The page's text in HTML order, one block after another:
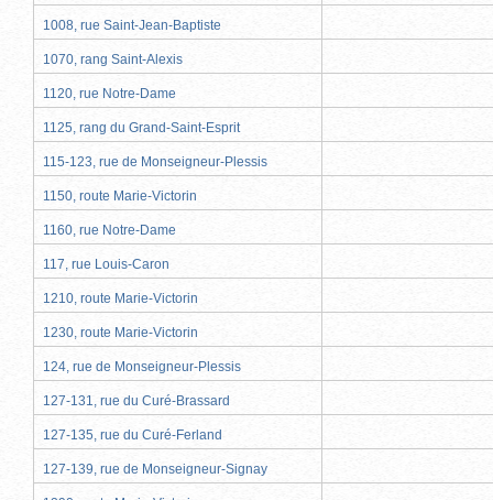
1008, rue Saint-Jean-Baptiste
1070, rang Saint-Alexis
1120, rue Notre-Dame
1125, rang du Grand-Saint-Esprit
115-123, rue de Monseigneur-Plessis
1150, route Marie-Victorin
1160, rue Notre-Dame
117, rue Louis-Caron
1210, route Marie-Victorin
1230, route Marie-Victorin
124, rue de Monseigneur-Plessis
127-131, rue du Curé-Brassard
127-135, rue du Curé-Ferland
127-139, rue de Monseigneur-Signay